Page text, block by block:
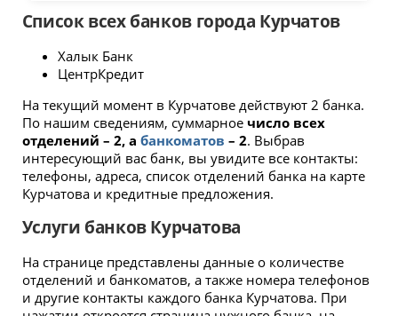
приложения Каспи, которое предлагает
простоту и скорость транзакций.
Список всех банков города Курчатов
Халык Банк
ЦентрКредит
На текущий момент в Курчатове действуют 2 банка.
По нашим сведениям, суммарное число всех
отделений – 2, а банкоматов – 2. Выбрав
интересующий вас банк, вы увидите все контакты:
телефоны, адреса, список отделений банка на карте
Курчатова и кредитные предложения.
Услуги банков Курчатова
На странице представлены данные о количестве
отделений и банкоматов, а также номера телефонов
и другие контакты каждого банка Курчатова. При